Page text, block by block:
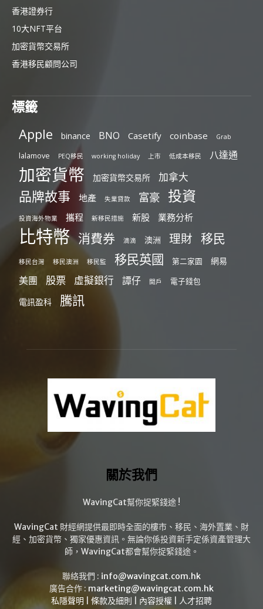
香港證券行
10大NFT平台
加密貨幣交易所
香港移民顧問公司
標籤
Apple binance BNO Casetify coinbase Grab
lalamove PEQ移民 working holiday 上市 低成本移民 八達通
加密貨幣 加密貨幣交易所 加拿大
品牌故事 地產 失業貸款 富豪 投資
投資海外物業 攜程 新移民措施 新股 業務分析
比特幣 消費券 滴滴 澳洲 理財 移民
移民台灣 移民澳洲 移民監 移民英國 第二家園 網易
美團 股票 虛擬銀行 譚仔 開戶 電子錢包
電訊盈科 騰訊
關於我們
WavingCat幫你捉緊錢途 !
WavingCat 財經網提供最即時全面的樓市、移民、海外置業、財
經、加密貨幣、獨家優惠資訊。無論你係投資新手定係資產管理大
師，WavingCat都會幫你捉緊錢途。
聯絡我們 : info@wavingcat.com.hk
廣告合作 : marketing@wavingcat.com.hk
私隱聲明
條款及細則 內容授權 人才招聘